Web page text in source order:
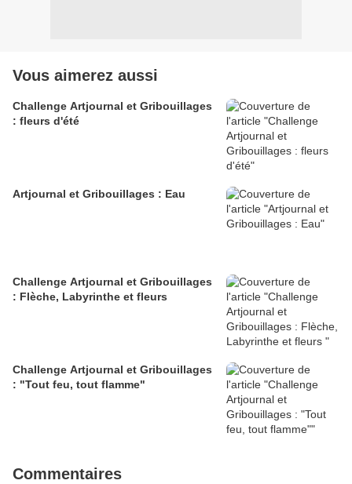
Vous aimerez aussi
Challenge Artjournal et Gribouillages
: fleurs d'été
Artjournal et Gribouillages : Eau
Challenge Artjournal et Gribouillages
: Flèche, Labyrinthe et fleurs
Challenge Artjournal et Gribouillages
: "Tout feu, tout flamme"
Commentaires